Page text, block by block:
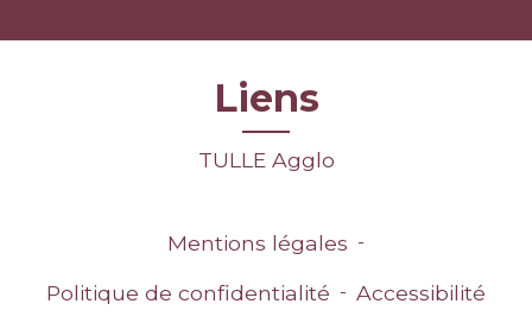
Liens
TULLE Agglo
Mentions légales -
Politique de confidentialité - Accessibilité